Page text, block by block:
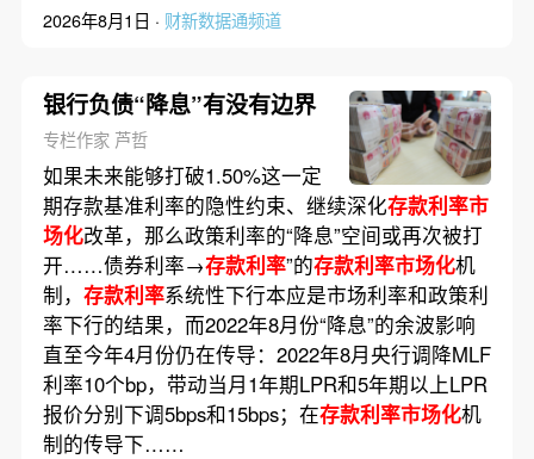
2026年8月1日 · 财新数据通频道
银行负债“降息”有没有边界
专栏作家 芦哲
如果未来能够打破1.50%这一定
期存款基准利率的隐性约束、继续深化存款利率市
场化改革，那么政策利率的“降息”空间或再次被打
开……债券利率→存款利率”的存款利率市场化机
制， 存款利率系统性下行本应是市场利率和政策利
率下行的结果，而2022年8月份“降息”的余波影响
直至今年4月份仍在传导：2022年8月央行调降MLF
利率10个bp，带动当月1年期LPR和5年期以上LPR
报价分别下调5bps和15bps；在存款利率市场化机
制的传导下……